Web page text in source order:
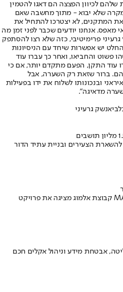
לכיוון הפצצה הם דאגו להטמין
שלא יבוא - מתוך מחשבה שאם
את המתקנים, לא יצטרכו להתחיל את
מאפס. אנחנו יודעים שכבר לפני זמן מה
פרימיטיבי, כזה שלא רצו להסתפק
יש אפשרות שיחד עם הניסיונות
פשוט והחביאו, ואחר כך עברו עוד
עוד התקן, הפעם מתקדם יותר, אם כי
ברור שזאת רק השערה, אבל
ובנכונותו לשלוח את ידו בפעילות
מדאיגה".
נשק גרעיני
הצעירים ובניית עתיד הדור
קבוצת אלמוג מציגה את פרויקט MALA: מגדלי הפרימיום האחרונים
אבטחת מידע וניהול אקלים חכם